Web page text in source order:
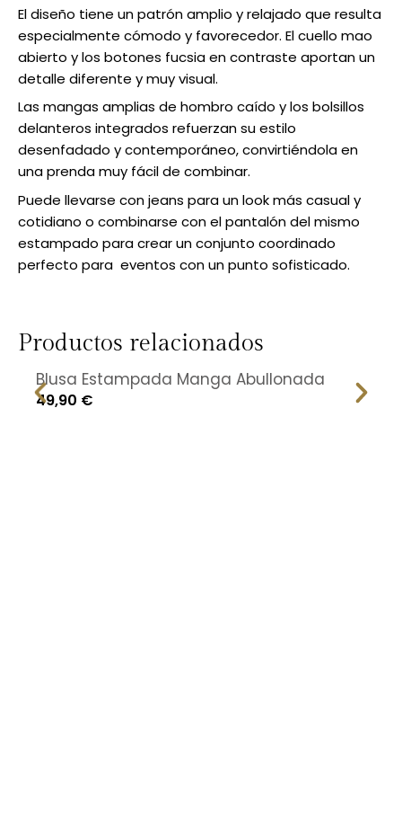
El diseño tiene un patrón amplio y relajado que resulta
especialmente cómodo y favorecedor. El cuello mao
abierto y los botones fucsia en contraste aportan un
detalle diferente y muy visual.
Las mangas amplias de hombro caído y los bolsillos
delanteros integrados refuerzan su estilo
desenfadado y contemporáneo, convirtiéndola en
una prenda muy fácil de combinar.
Puede llevarse con jeans para un look más casual y
cotidiano o combinarse con el pantalón del mismo
estampado para crear un conjunto coordinado
perfecto para eventos con un punto sofisticado.
Productos relacionados
Blusa Estampada Manga Abullonada
49,90 €